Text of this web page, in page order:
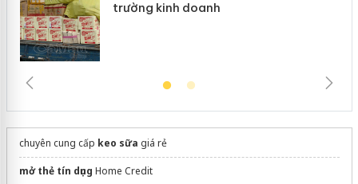
trường kinh doanh
chuyên cung cấp keo sữa giá rẻ
mở thẻ tín dụng Home Credit